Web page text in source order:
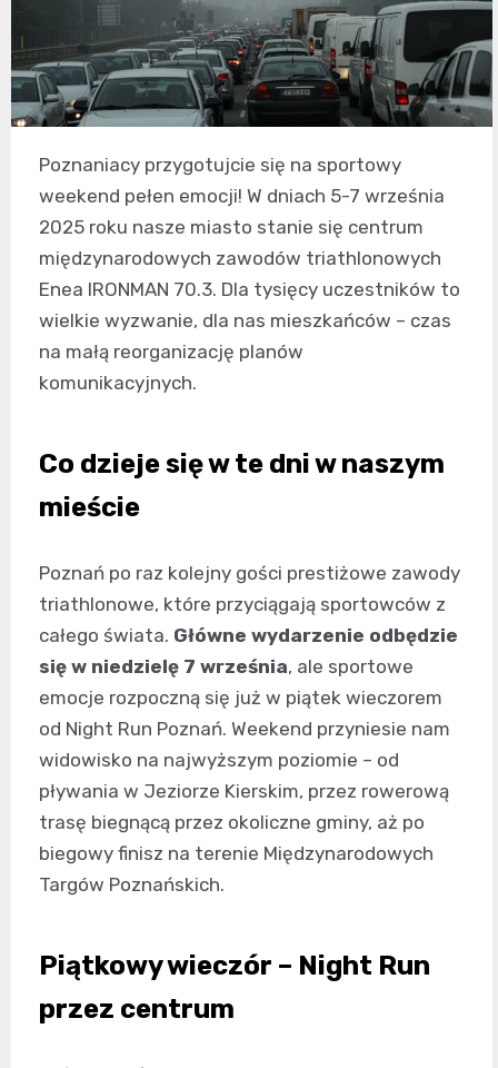
Poznaniacy przygotujcie się na sportowy
weekend pełen emocji! W dniach 5-7 września
2025 roku nasze miasto stanie się centrum
międzynarodowych zawodów triathlonowych
Enea IRONMAN 70.3. Dla tysięcy uczestników to
wielkie wyzwanie, dla nas mieszkańców – czas
na małą reorganizację planów
komunikacyjnych.
Co dzieje się w te dni w naszym
mieście
Poznań po raz kolejny gości prestiżowe zawody
triathlonowe, które przyciągają sportowców z
całego świata. Główne wydarzenie odbędzie
się w niedzielę 7 września, ale sportowe
emocje rozpoczną się już w piątek wieczorem
od Night Run Poznań. Weekend przyniesie nam
widowisko na najwyższym poziomie – od
pływania w Jeziorze Kierskim, przez rowerową
trasę biegnącą przez okoliczne gminy, aż po
biegowy finisz na terenie Międzynarodowych
Targów Poznańskich.
Piątkowy wieczór – Night Run
przez centrum